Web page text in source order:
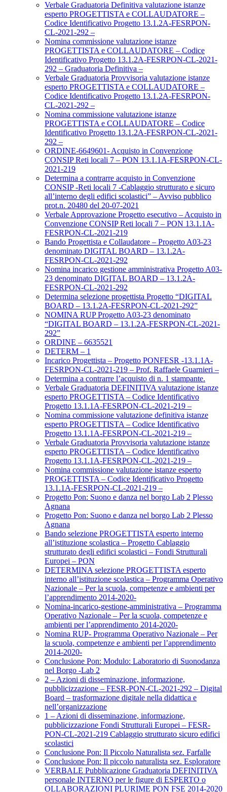
Verbale Graduatoria Definitiva valutazione istanze
esperto PROGETTISTA e COLLAUDATORE –
Codice Identificativo Progetto 13.1.2A-FESRPON-
CL-2021-292 –
Nomina commissione valutazione istanze
PROGETTISTA e COLLAUDATORE – Codice
Identificativo Progetto 13.1.2A-FESRPON-CL-2021-
292 – Graduatoria Definitiva –
Verbale Graduatoria Provvisoria valutazione istanze
esperto PROGETTISTA e COLLAUDATORE –
Codice Identificativo Progetto 13.1.2A-FESRPON-
CL-2021-292 –
Nomina commissione valutazione istanze
PROGETTISTA e COLLAUDATORE – Codice
Identificativo Progetto 13.1.2A-FESRPON-CL-2021-
292 –
ORDINE-6649601- Acquisto in Convenzione
CONSIP Reti locali 7 – PON 13.1.1A-FESRPON-CL-
2021-219
Determina a contrarre acquisto in Convenzione
CONSIP -Reti locali 7 -Cablaggio strutturato e sicuro
all’interno degli edifici scolastici” – Avviso pubblico
prot.n. 20480 del 20-07-2021
Verbale Approvazione Progetto esecutivo – Acquisto in
Convenzione CONSIP Reti locali 7 – PON 13.1.1A-
FESRPON-CL-2021-219
Bando Progettista e Collaudatore – Progetto A03-23
denominato DIGITAL BOARD – 13.1.2A-
FESRPON-CL-2021-292
Nomina incarico gestione amministrativa Progetto A03-
23 denominato DIGITAL BOARD – 13.1.2A-
FESRPON-CL-2021-292
Determina selezione progettista Progetto “DIGITAL
BOARD – 13.1.2A-FESRPON-CL-2021-292”
NOMINA RUP Progetto A03-23 denominato
“DIGITAL BOARD – 13.1.2A-FESRPON-CL-2021-
292”
ORDINE – 6635521
DETERM – 1
Incarico Progettista – Progetto PONFESR -13.1.1A-
FESRPON-CL-2021-219 – Prof. Raffaele Guarnieri –
Determina a contrarre l’acquisto di n. 1 stampante.
Verbale Graduatoria DEFINITIVA valutazione istanze
esperto PROGETTISTA – Codice Identificativo
Progetto 13.1.1A-FESRPON-CL-2021-219 –
Nomina commissione valutazione definitiva istanze
esperto PROGETTISTA – Codice Identificativo
Progetto 13.1.1A-FESRPON-CL-2021-219 –
Verbale Graduatoria Provvisoria valutazione istanze
esperto PROGETTISTA – Codice Identificativo
Progetto 13.1.1A-FESRPON-CL-2021-219 –
Nomina commissione valutazione istanze esperto
PROGETTISTA – Codice Identificativo Progetto
13.1.1A-FESRPON-CL-2021-219 –
Progetto Pon: Suono e danza nel borgo Lab 2 Plesso
Agnana
Progetto Pon: Suono e danza nel borgo Lab 2 Plesso
Agnana
Bando selezione PROGETTISTA esperto interno
all’istituzione scolastica – Progetto Cablaggio
strutturato degli edifici scolastici – Fondi Strutturali
Europei – PON
DETERMINA selezione PROGETTISTA esperto
interno all’istituzione scolastica – Programma Operativo
Nazionale – Per la scuola, competenze e ambienti per
l’apprendimento 2014-2020-
Nomina-incarico-gestione-amministrativa – Programma
Operativo Nazionale – Per la scuola, competenze e
ambienti per l’apprendimento 2014-2020-
Nomina RUP- Programma Operativo Nazionale – Per
la scuola, competenze e ambienti per l’apprendimento
2014-2020-
Conclusione Pon: Modulo: Laboratorio di Suonodanza
nel Borgo -Lab 2
2 – Azioni di disseminazione, informazione,
pubblicizzazione – FESR-PON-CL-2021-292 – Digital
Board – trasformazione digitale nella didattica e
nell’organizzazione
1 – Azioni di disseminazione, informazione,
pubblicizzazione Fondi Strutturali Europei – FESR-
PON-CL-2021-219 Cablaggio strutturato sicuro edifici
scolastici
Conclusione Pon: Il Piccolo Naturalista sez. Farfalle
Conclusione Pon: Il piccolo naturalista sez. Esploratore
VERBALE Pubblicazione Graduatoria DEFINITIVA
personale INTERNO per le figure di ESPERTO o
OLLABORAZIONI PLURIME PON FSE 2014-2020